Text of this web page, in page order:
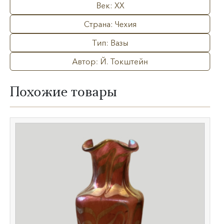
Век: XX
Страна: Чехия
Тип: Вазы
Автор: Й. Токштейн
Похожие товары